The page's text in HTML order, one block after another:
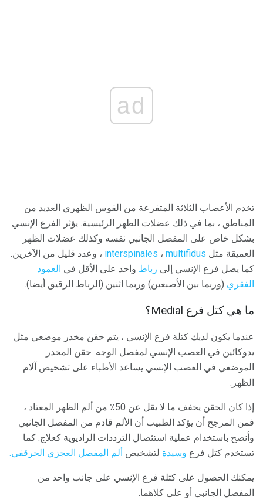
ad
تخدم الأعصاب الثلاثة المتفرعة من القوس الظهري العديد من
المناطق ، بما في ذلك عضلات الظهر الرئيسية. يؤثر الفرع الإنسي
بشكل خاص على المفصل الجانبي نفسه وكذلك عضلات الظهر
العميقة مثل
interspinales ، multifidus
، وعدد قليل من الآخرين.
كما يصل فرع الإنسي إلى رباط واحد على الأقل في العمود
الفقري (وربما بين الأصبعين) وربما اثنين (الرباط الرقيق أيضا).
ما هي كتل فرع Medial؟
عندما يكون لديك كتلة فرع الإنسي ، يتم حقن مخدر موضعي مثل
يدوكائين في العصب الإنسي لمفصل الوجه. حقن المخدر
الموضعي في العصب الإنسي يساعد الأطباء على تشخيص آلام
الظهر.
إذا كان الحقن يخفف ما لا يقل عن 50٪ من ألم الظهر المعتاد ،
فمن المرجح أن يؤكد الطبيب أن الألم قادم من المفصل الجانبي
وأنصح باستخدام عملية استئصال الترددات الراديوية كعلاج. كما
تستخدم كتل فرع وسيدة لتشخيص ألم المفصل العجزي الحرقفي.
يمكنك الحصول على كتلة فرع الإنسي على جانب واحد من
المفصل الجانبي أو على كلاهما.